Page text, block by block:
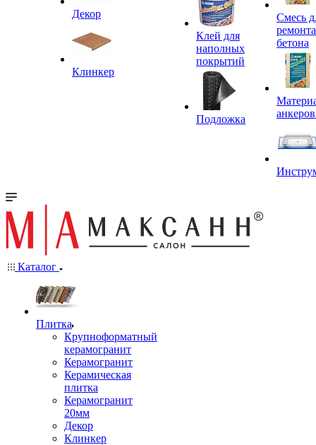
Декор
Клинкер
Клей для
наполных
покрытий
Подложка
Смесь
ремонта
бетона
Каталог
Плитка
Крупноформатный
керамогранит
Керамогранит
Керамическая
плитка
Керамогранит
20мм
Декор
Клинкер